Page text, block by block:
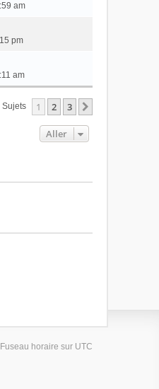
am
pm
am
Sujets 1 2 3
Aller
Fuseau horaire sur UTC